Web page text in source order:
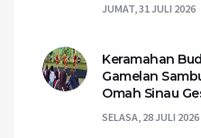
JUMAT, 31 JULI 2026
Keramahan
Gamelan
Omah Sinau
SELASA, 28 JULI 2026